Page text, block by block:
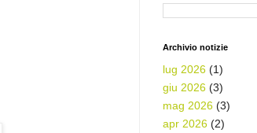
Archivio notizie
lug 2026 (1)
giu 2026 (3)
mag 2026 (3)
apr 2026 (2)